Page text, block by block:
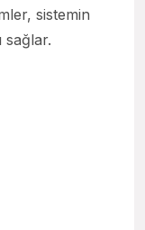
sistemin
sağlar.